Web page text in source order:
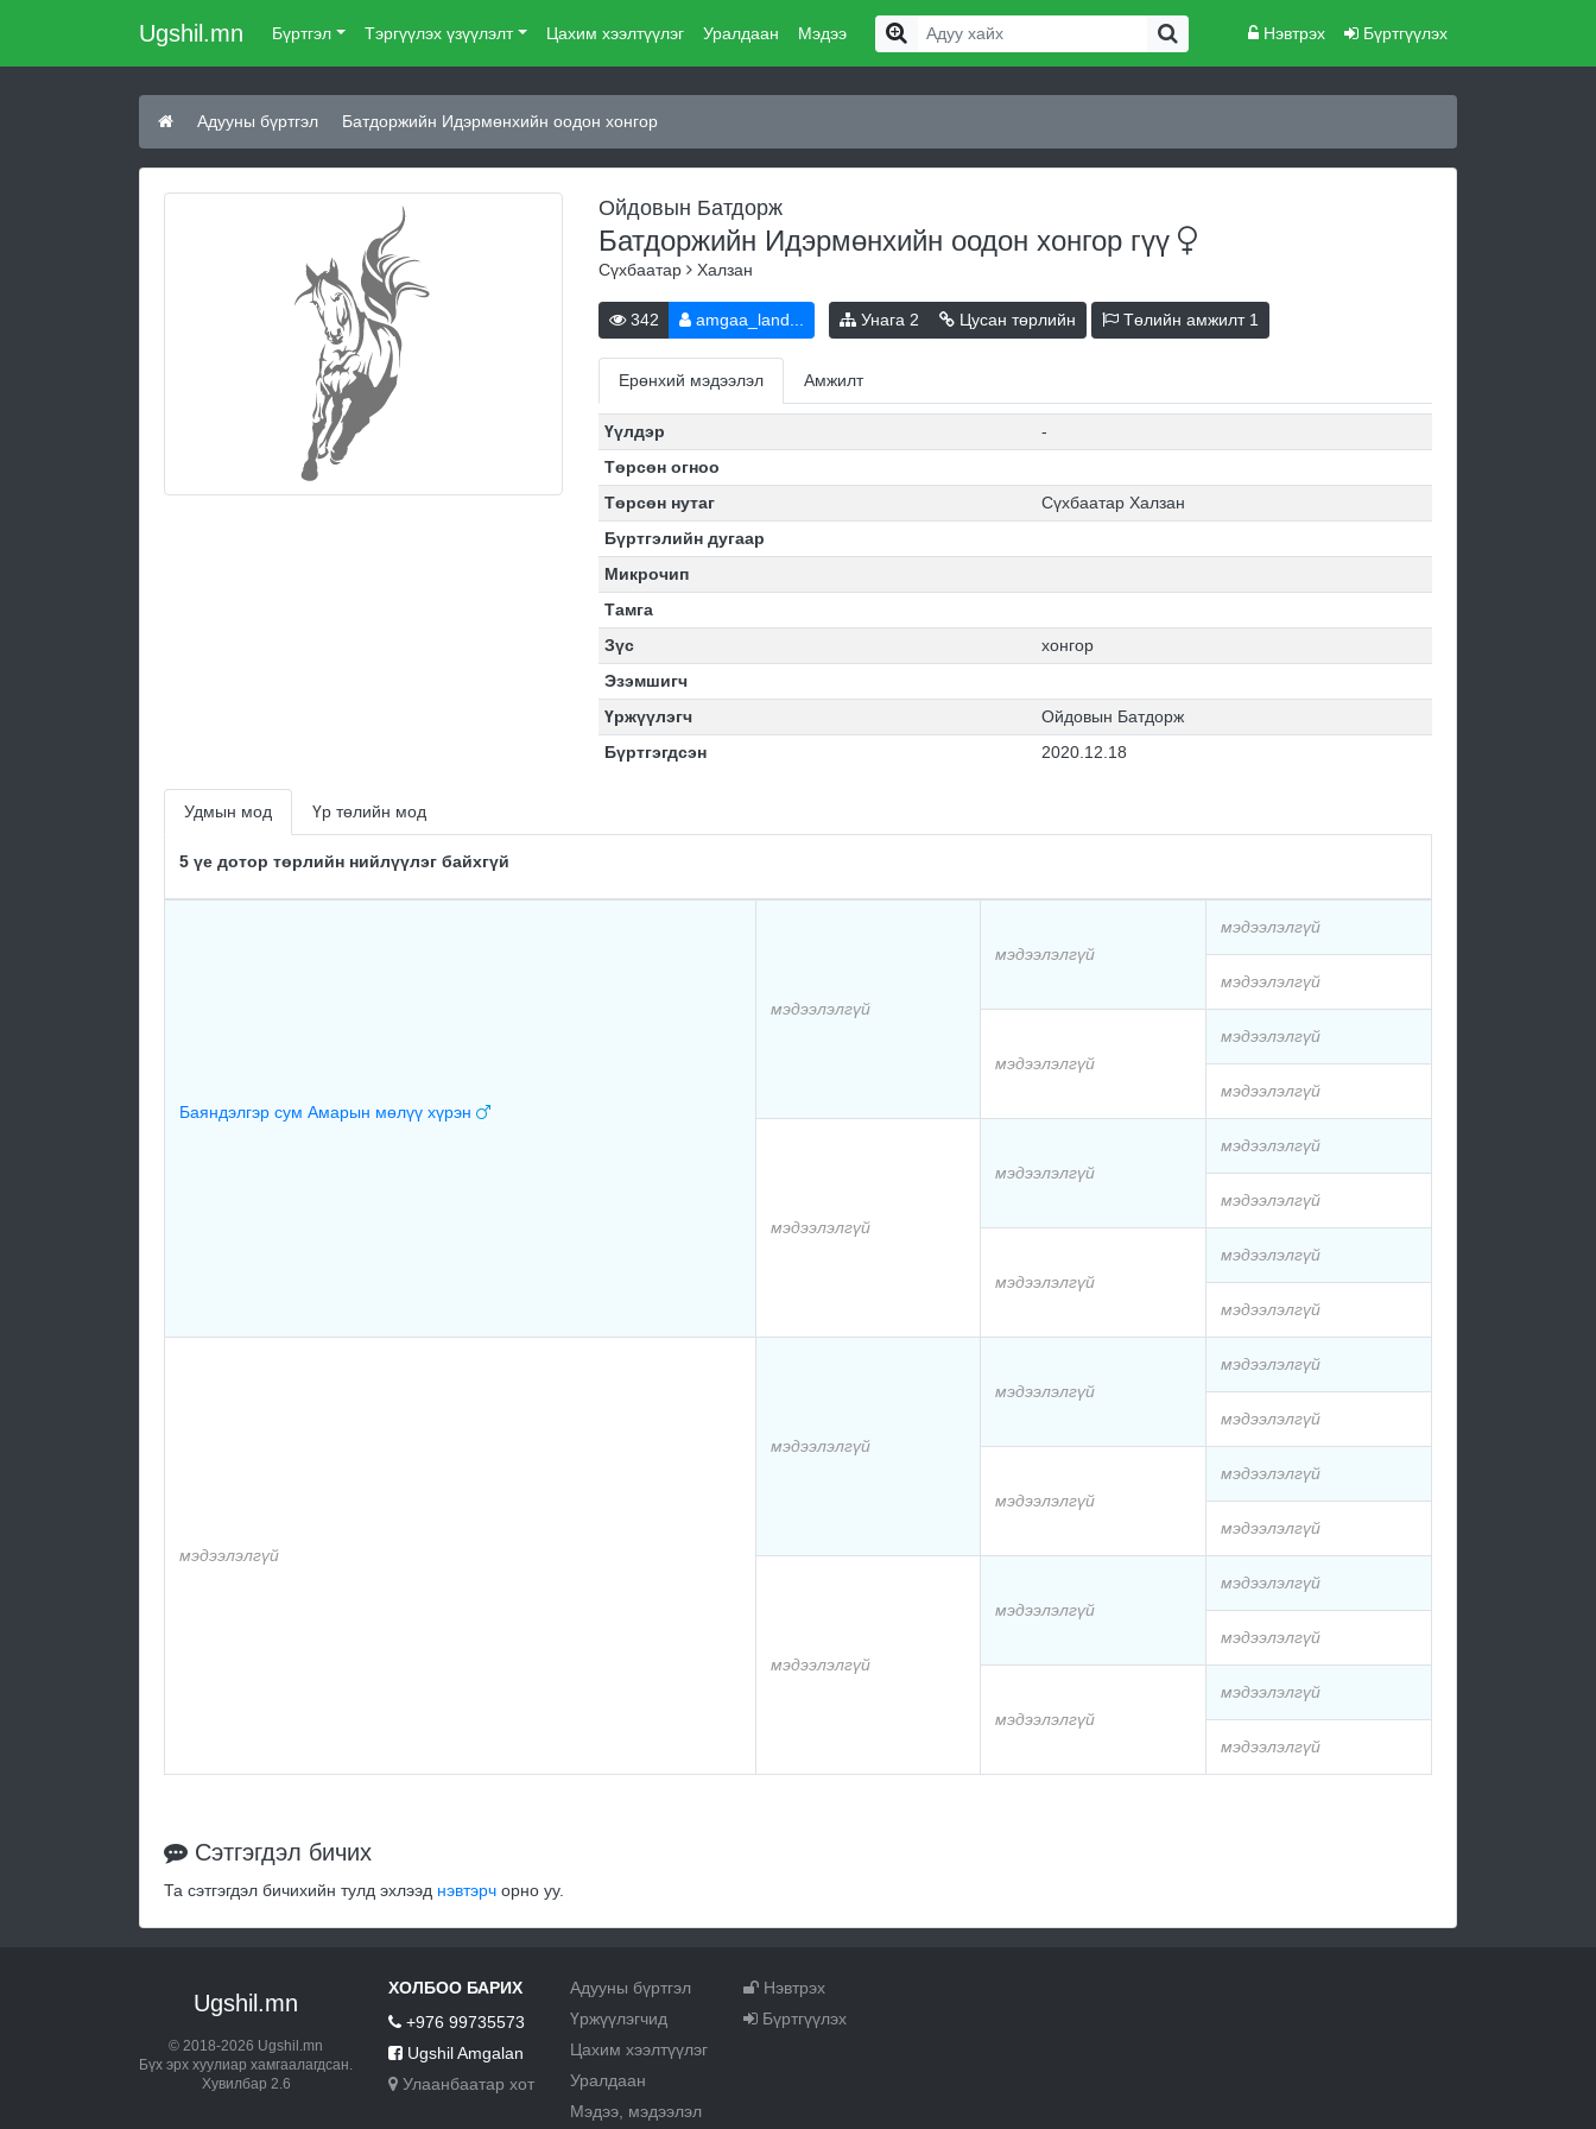
Ugshil.mn Бүртгэл Тэргүүлэх үзүүлэлт Цахим хээлтүүлэг Уралдаан Мэдээ Нэвтрэх Бүртгүүлэх
Адууны бүртгэл Батдоржийн Идэрмөнхийн оодон хонгор
Ойдовын Батдорж
Батдоржийн Идэрмөнхийн оодон хонгор гүү
Сүхбаатар Халзан
342 amgaa_land... Унага 2 Цусан төрлийн Төлийн амжилт 1
Ерөнхий мэдээлэл Амжилт
Үүлдэр
-
Төрсөн огноо
Төрсөн нутаг
Сүхбаатар Халзан
Бүртгэлийн дугаар
Микрочип
Тамга
Зүс
хонгор
Эзэмшигч
Үржүүлэгч
Ойдовын Батдорж
Бүртгэгдсэн
2020.12.18
Удмын мод Үр төлийн мод
5 үе дотор төрлийн нийлүүлэг байхгүй
Баяндэлгэр сум Амарын мөлүү хүрэн
мэдээлэлгүй
мэдээлэлгүй
мэдээлэлгүй
мэдээлэлгүй
мэдээлэлгүй
мэдээлэлгүй
мэдээлэлгүй
мэдээлэлгүй
мэдээлэлгүй
мэдээлэлгүй
мэдээлэлгүй
мэдээлэлгүй
мэдээлэлгүй
мэдээлэлгүй
мэдээлэлгүй
мэдээлэлгүй
мэдээлэлгүй
мэдээлэлгүй
мэдээлэлгүй
мэдээлэлгүй
мэдээлэлгүй
мэдээлэлгүй
мэдээлэлгүй
мэдээлэлгүй
мэдээлэлгүй
мэдээлэлгүй
мэдээлэлгүй
мэдээлэлгүй
мэдээлэлгүй
Сэтгэгдэл бичих
Та сэтгэгдэл бичихийн тулд эхлээд нэвтэрч орно уу.
Ugshil.mn
© 2018-2026 Ugshil.mn
Бүх эрх хуулиар хамгаалагдсан.
Хувилбар 2.6
ХОЛБОО БАРИХ
+976 99735573
Ugshil Amgalan
Улаанбаатар хот
Адууны бүртгэл
Үржүүлэгчид
Цахим хээлтүүлэг
Уралдаан
Мэдээ, мэдээлэл
Нэвтрэх
Бүртгүүлэх